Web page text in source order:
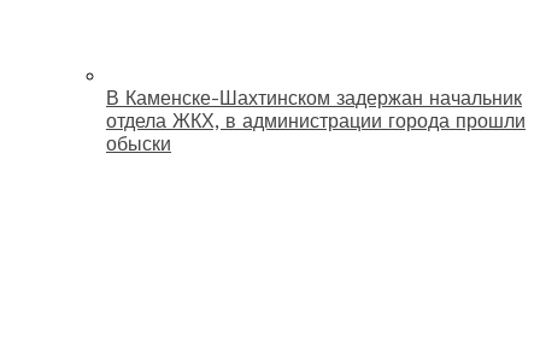
В Каменске-Шахтинском задержан начальник
отдела ЖКХ, в администрации города прошли
обыски